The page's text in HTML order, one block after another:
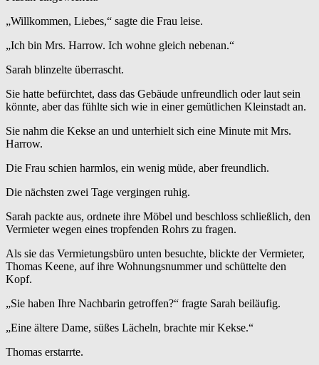
„Willkommen, Liebes,“ sagte die Frau leise.
„Ich bin Mrs. Harrow. Ich wohne gleich nebenan.“
Sarah blinzelte überrascht.
Sie hatte befürchtet, dass das Gebäude unfreundlich oder laut sein
könnte, aber das fühlte sich wie in einer gemütlichen Kleinstadt an.
Sie nahm die Kekse an und unterhielt sich eine Minute mit Mrs.
Harrow.
Die Frau schien harmlos, ein wenig müde, aber freundlich.
Die nächsten zwei Tage vergingen ruhig.
Sarah packte aus, ordnete ihre Möbel und beschloss schließlich, den
Vermieter wegen eines tropfenden Rohrs zu fragen.
Als sie das Vermietungsbüro unten besuchte, blickte der Vermieter,
Thomas Keene, auf ihre Wohnungsnummer und schüttelte den
Kopf.
„Sie haben Ihre Nachbarin getroffen?“ fragte Sarah beiläufig.
„Eine ältere Dame, süßes Lächeln, brachte mir Kekse.“
Thomas erstarrte.